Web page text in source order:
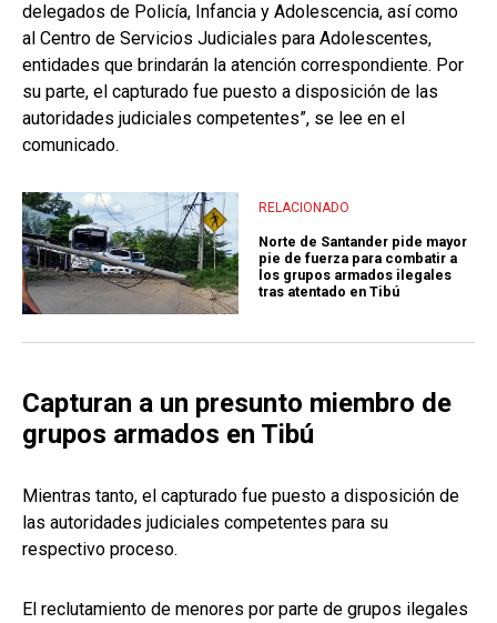
delegados de Policía, Infancia y Adolescencia, así como
al Centro de Servicios Judiciales para Adolescentes,
entidades que brindarán la atención correspondiente. Por
su parte, el capturado fue puesto a disposición de las
autoridades judiciales competentes”, se lee en el
comunicado.
RELACIONADO
Norte de Santander pide mayor
pie de fuerza para combatir a
los grupos armados ilegales
tras atentado en Tibú
Capturan a un presunto miembro de
grupos armados en Tibú
Mientras tanto, el capturado fue puesto a disposición de
las autoridades judiciales competentes para su
respectivo proceso.
El reclutamiento de menores por parte de grupos ilegales